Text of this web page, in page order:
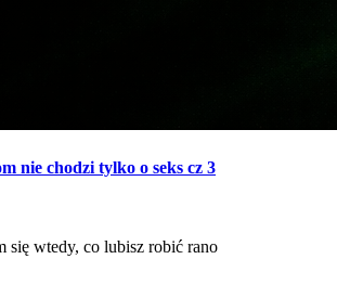
nie chodzi tylko o seks cz 3
się wtedy, co lubisz robić rano